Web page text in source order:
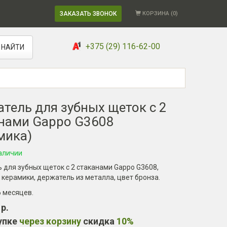
ЗАКАЗАТЬ ЗВОНОК КОРЗИНА (0)
НАЙТИ +375 (29) 116-62-00
для зубных щеток с 2
Gappo G3608
зубных щеток с 2 стаканами Gappo G3608,
держатель из металла, цвет бронза.
месяцев
через корзинускидка 10%